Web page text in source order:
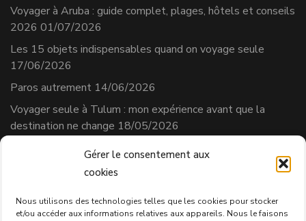
Gérer le consentement aux
cookies
Nous utilisons des technologies telles que les cookies pour stocker
et/ou accéder aux informations relatives aux appareils. Nous le faisons
Voyager à Aruba : guide complet, plages, hôtels et conseils
2026 01/07/2026
Les 15 objets indispensables quand on voyage seule
17/06/2026
Paros autrement 14/06/2026
Voyager seule à Tulum : mon expérience avant que la
destination ne change 18/05/2026
Prestataire de services